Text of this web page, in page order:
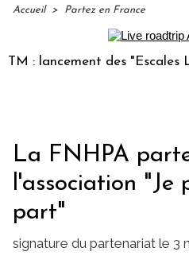
Accueil > Partez en France
lancement des "Escales
La FNHPA
l'association "Je
part"
signature du partenariat le 3